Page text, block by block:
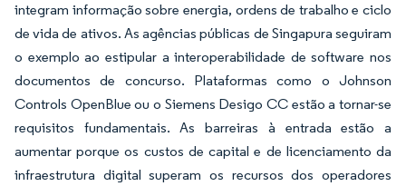
integram informação sobre energia, ordens de trabalho e ciclo
de vida de ativos. As agências públicas de Singapura seguiram
o exemplo ao estipular a interoperabilidade de software nos
documentos de concurso. Plataformas como o Johnson
Controls OpenBlue ou o Siemens Desigo CC estão a tornar-se
requisitos fundamentais. As barreiras à entrada estão a
aumentar porque os custos de capital e de licenciamento da
infraestrutura digital superam os recursos dos operadores